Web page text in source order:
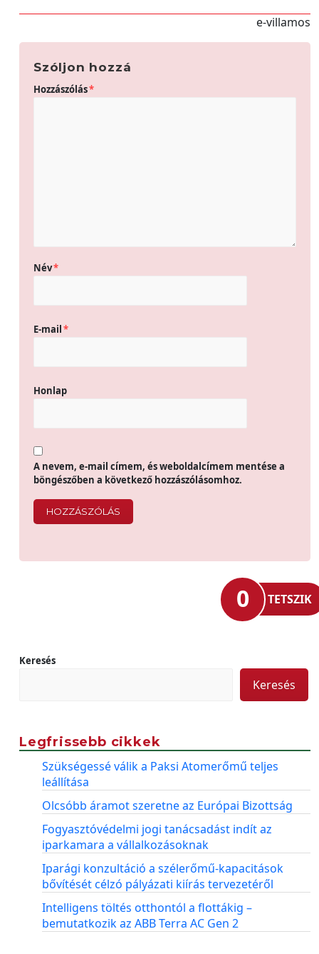
e-villamos
Szóljon hozzá
Hozzászólás*
Név*
E-mail*
Honlap
A nevem, e-mail címem, és weboldalcímem mentése a
böngészőben a következő hozzászólásomhoz.
0 TETSZIK
Keresés
Keresés
Legfrissebb cikkek
Szükségessé válik a Paksi Atomerőmű teljes
leállítása
Olcsóbb áramot szeretne az Európai Bizottság
Fogyasztóvédelmi jogi tanácsadást indít az
iparkamara a vállalkozásoknak
Iparági konzultáció a szélerőmű-kapacitások
bővítését célzó pályázati kiírás tervezetéről
Intelligens töltés otthontól a flottákig –
bemutatkozik az ABB Terra AC Gen 2